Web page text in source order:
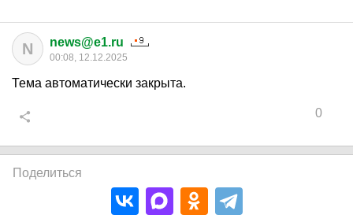
N news@e1.ru
00:08, 12.12.2025
Тема автоматически закрыта.
0
Поделиться